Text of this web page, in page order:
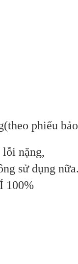
phiếu
lỗi nặng,
sử dụng nữa.
100%